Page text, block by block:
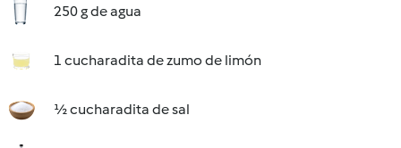
250 g de agua
1 cucharadita de zumo de limón
½ cucharadita de sal